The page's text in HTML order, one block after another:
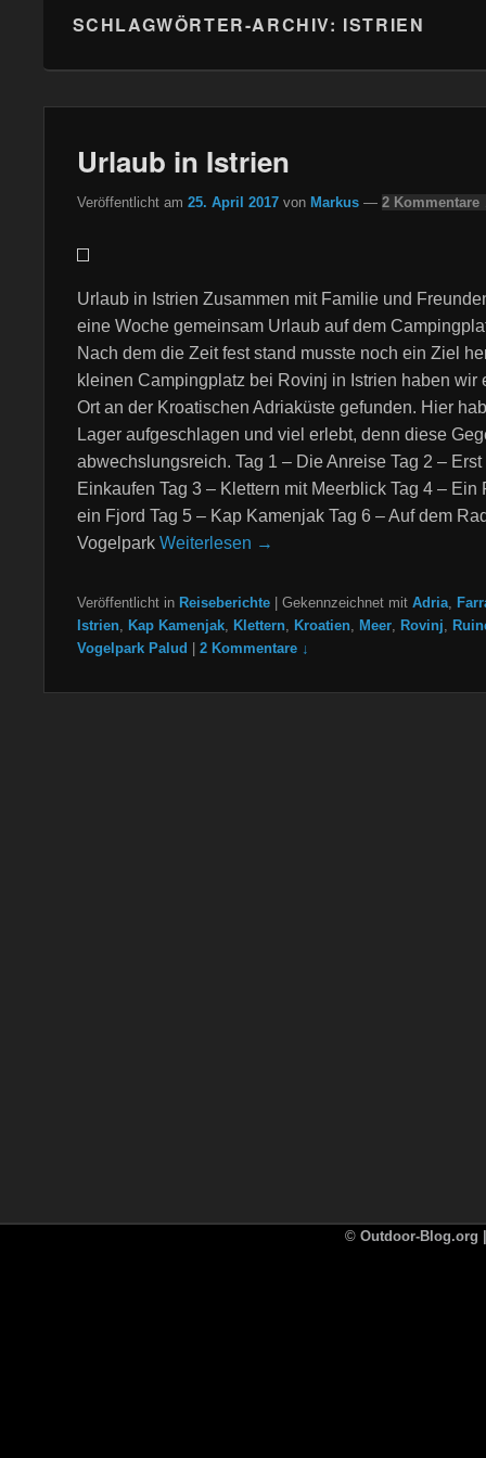
SCHLAGWÖRTER-ARCHIV: ISTRIEN
Urlaub in Istrien
Veröffentlicht am 25. April 2017 von Markus — 2 Kommentare
Urlaub in Istrien Zusammen mit Familie und
eine Woche gemeinsam Urlaub auf dem
Nach dem die Zeit fest stand musste noch ein Ziel
kleinen Campingplatz bei Rovinj in Istrien haben wir
Ort an der Kroatischen Adriaküste gefunden. Hier
Lager aufgeschlagen und viel erlebt, denn diese
abwechslungsreich. Tag 1 – Die Anreise Tag 2 –
Einkaufen Tag 3 – Klettern mit Meerblick Tag 4 – Ein
ein Fjord Tag 5 – Kap Kamenjak Tag 6 – Auf dem
Vogelpark Weiterlesen →
Veröffentlicht in Reiseberichte | Gekennzeichnet mit Adria
Istrien Kap Kamenjak Klettern Kroatien Meer Rovinj
Vogelpark Palud | 2 Kommentare ↓
© Outdoor-Blog.org